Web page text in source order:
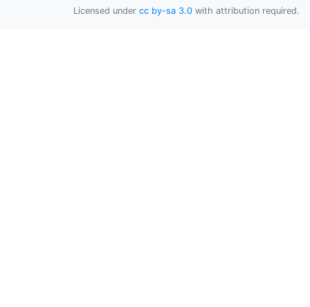
Licensed under cc by-sa 3.0 with attribution required.